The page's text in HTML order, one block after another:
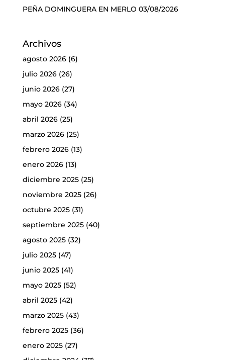
PEÑA DOMINGUERA EN MERLO 03/08/2026
Archivos
agosto 2026(6)
julio 2026(26)
junio 2026(27)
mayo 2026(34)
abril 2026(25)
marzo 2026(25)
febrero 2026(13)
enero 2026(13)
diciembre 2025(25)
noviembre 2025(26)
octubre 2025(31)
septiembre 2025(40)
agosto 2025(32)
julio 2025(47)
junio 2025(41)
mayo 2025(52)
abril 2025(42)
marzo 2025(43)
febrero 2025(36)
enero 2025(27)